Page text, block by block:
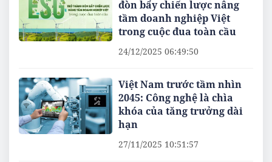
đòn bẩy chiến lược nâng
tầm doanh nghiệp Việt
trong cuộc đua toàn cầu
24/12/2025 06:49:50
Việt Nam trước tầm nhìn
2045: Công nghệ là chìa
khóa của tăng trưởng dài
hạn
27/11/2025 10:51:57